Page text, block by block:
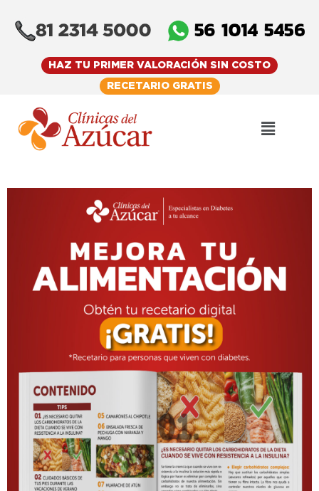
content
HAZ TU PRIMER VALORACIÓN SIN COSTO
RECETARIO GRATIS
Menu